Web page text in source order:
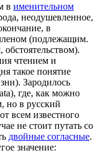
в именительном
неодушевленное,
в
(подлежащим.
чтением и
такое понятие
Зародилось
где, как можно
но в русский
всем известного
не стоит путать со
двойные согласные.
значение: